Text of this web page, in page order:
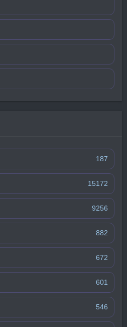
187
15172
9256
882
672
601
546